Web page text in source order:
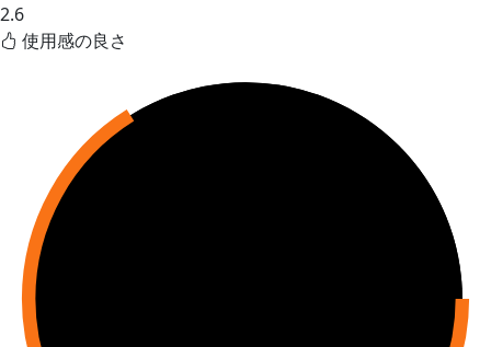
2.6
使用感の良さ